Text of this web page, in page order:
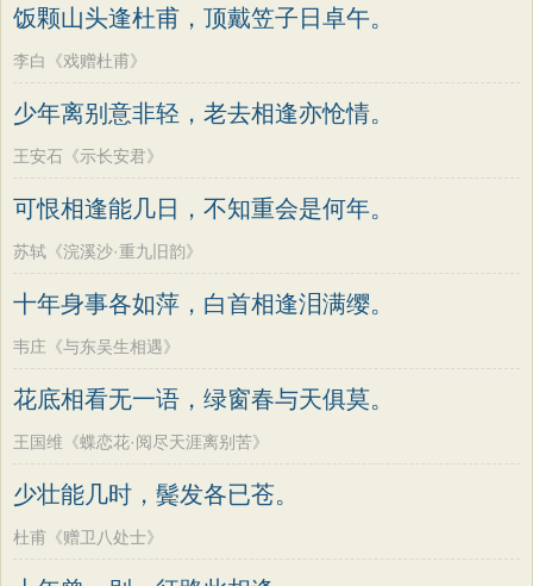
饭颗山头逢杜甫，顶戴笠子日卓午。
李白《戏赠杜甫》
少年离别意非轻，老去相逢亦怆情。
王安石《示长安君》
可恨相逢能几日，不知重会是何年。
苏轼《浣溪沙·重九旧韵》
十年身事各如萍，白首相逢泪满缨。
韦庄《与东吴生相遇》
花底相看无一语，绿窗春与天俱莫。
王国维《蝶恋花·阅尽天涯离别苦》
少壮能几时，鬓发各已苍。
杜甫《赠卫八处士》